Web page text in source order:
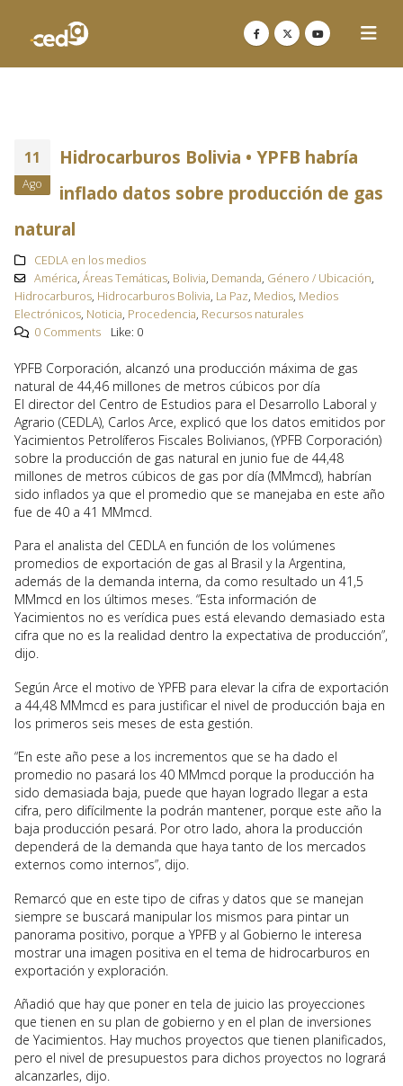
11
Ago
Hidrocarburos Bolivia • YPFB habría
inflado datos sobre producción de gas
natural
CEDLA en los medios
América, Áreas Temáticas, Bolivia, Demanda, Género / Ubicación,
Hidrocarburos, Hidrocarburos Bolivia, La Paz, Medios, Medios
Electrónicos, Noticia, Procedencia, Recursos naturales
0 Comments
Like: 0
YPFB Corporación, alcanzó una producción máxima de gas
natural de 44,46 millones de metros cúbicos por día
El director del Centro de Estudios para el Desarrollo Laboral y
Agrario (CEDLA), Carlos Arce, explicó que los datos emitidos por
Yacimientos Petrolíferos Fiscales Bolivianos, (YPFB Corporación)
sobre la producción de gas natural en junio fue de 44,48
millones de metros cúbicos de gas por día (MMmcd), habrían
sido inflados ya que el promedio que se manejaba en este año
fue de 40 a 41 MMmcd.
Para el analista del CEDLA en función de los volúmenes
promedios de exportación de gas al Brasil y la Argentina,
además de la demanda interna, da como resultado un 41,5
MMmcd en los últimos meses. “Esta información de
Yacimientos no es verídica pues está elevando demasiado esta
cifra que no es la realidad dentro la expectativa de producción”,
dijo.
Según Arce el motivo de YPFB para elevar la cifra de exportación
a 44,48 MMmcd es para justificar el nivel de producción baja en
los primeros seis meses de esta gestión.
“En este año pese a los incrementos que se ha dado el
promedio no pasará los 40 MMmcd porque la producción ha
sido demasiada baja, puede que hayan logrado llegar a esta
cifra, pero difícilmente la podrán mantener, porque este año la
baja producción pesará. Por otro lado, ahora la producción
dependerá de la demanda que haya tanto de los mercados
externos como internos”, dijo.
Remarcó que en este tipo de cifras y datos que se manejan
siempre se buscará manipular los mismos para pintar un
panorama positivo, porque a YPFB y al Gobierno le interesa
mostrar una imagen positiva en el tema de hidrocarburos en
exportación y exploración.
Añadió que hay que poner en tela de juicio las proyecciones
que tienen en su plan de gobierno y en el plan de inversiones
de Yacimientos. Hay muchos proyectos que tienen planificados,
pero el nivel de presupuestos para dichos proyectos no logrará
alcanzarles, dijo.